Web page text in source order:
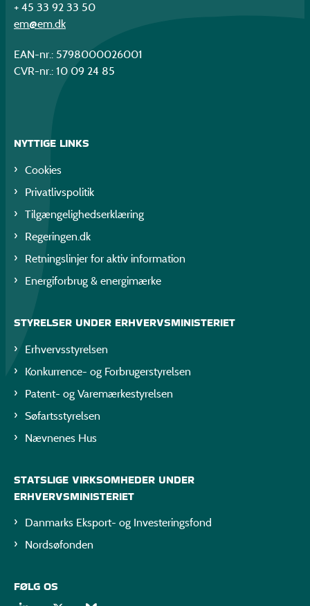
+ 45 33 92 33 50
em@em.dk
EAN-nr.: 5798000026001
CVR-nr.: 10 09 24 85
NYTTIGE LINKS
Cookies
Privatlivspolitik
Tilgængelighedserklæring
Regeringen.dk
Retningslinjer for aktiv information
Energiforbrug & energimærke
STYRELSER UNDER ERHVERVSMINISTERIET
Erhvervsstyrelsen
Konkurrence- og Forbrugerstyrelsen
Patent- og Varemærkestyrelsen
Søfartsstyrelsen
Nævnenes Hus
STATSLIGE VIRKSOMHEDER UNDER
ERHVERVSMINISTERIET
Danmarks Eksport- og Investeringsfond
Nordsøfonden
FØLG OS